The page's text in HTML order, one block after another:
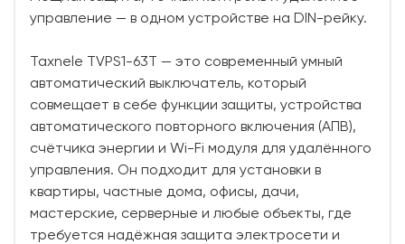
управление — в одном устройстве на DIN-рейку.
Taxnele TVPS1-63T — это современный умный
автоматический выключатель, который
совмещает в себе функции защиты, устройства
автоматического повторного включения (АПВ),
счётчика энергии и Wi-Fi модуля для удалённого
управления. Он подходит для установки в
квартиры, частные дома, офисы, дачи,
мастерские, серверные и любые объекты, где
требуется надёжная защита электросети и